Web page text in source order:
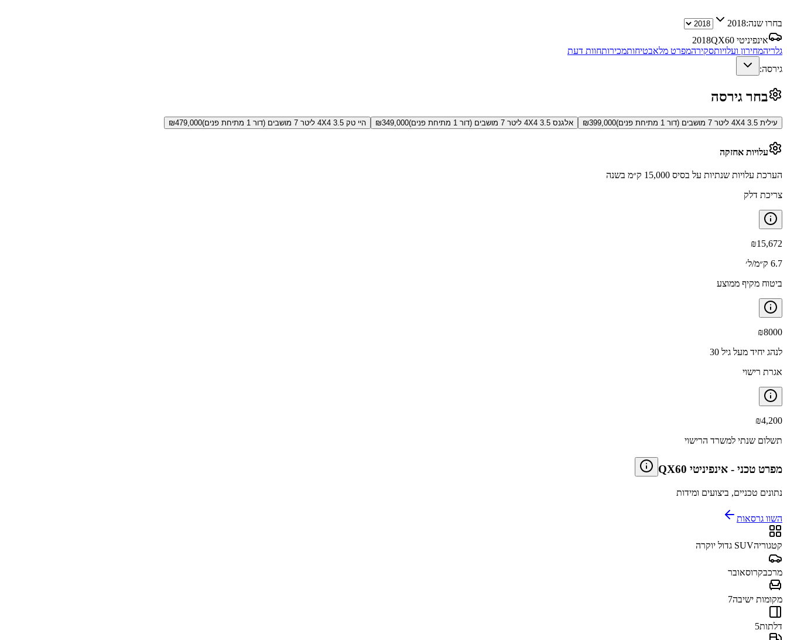
בחרו שנה:2018
אינפיניטי QX60
2018
גלריהמחירון ועלויותסקירהמפרט מלאבטיחותמכירותחוות דעת
גירסה:
בחר גירסה
עילית 4X4 3.5 ליטר 7 מושבים (דור 1 מתיחת פנים) ₪399,000 אלגנס 4X4 3.5 ליטר 7 מושבים (דור 1 מתיחת פנים) ₪349,000 היי טק 4X4 3.5 ליטר 7 מושבים (דור 1 מתיחת פנים) ₪479,000
עלויות אחזקה
הערכת עלויות שנתיות על בסיס 15,000 ק״מ בשנה
צריכת דלק
₪15,672
6.7 ק״מ/ל׳
ביטוח מקיף ממוצע
₪8000
לנהג יחיד מעל גיל 30
אגרת רישוי
₪4,200
תשלום שנתי למשרד הרישוי
מפרט טכני - אינפיניטי QX60
נתונים טכניים, ביצועים ומידות
השוו גרסאות
קטגוריהSUV גדול יוקרה
מרכבקרוסאובר
מקומות ישיבה7
דלתות5